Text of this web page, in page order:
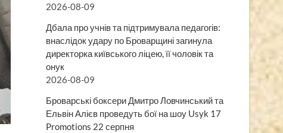
2026-08-09
Дбала про учнів та підтримувала педагогів:
внаслідок удару по Броварщині загинула
директорка київського ліцею, її чоловік та
онук
2026-08-09
Броварські боксери Дмитро Ловчинський та
Ельвін Алієв проведуть бої на шоу Usyk 17
Promotions 22 серпня